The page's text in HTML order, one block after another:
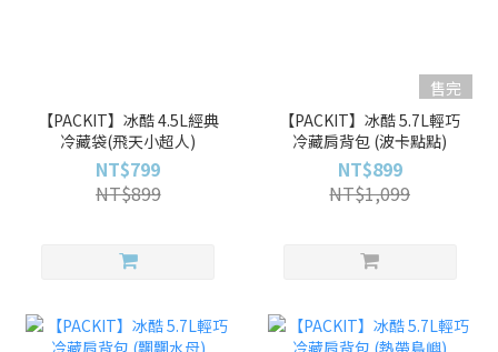
【PACKIT】冰酷 4.5L經典
冷藏袋(飛天小超人)
NT$799
NT$899
售完
【PACKIT】冰酷 5.7L輕巧
冷藏肩背包 (波卡點點)
NT$899
NT$1,099